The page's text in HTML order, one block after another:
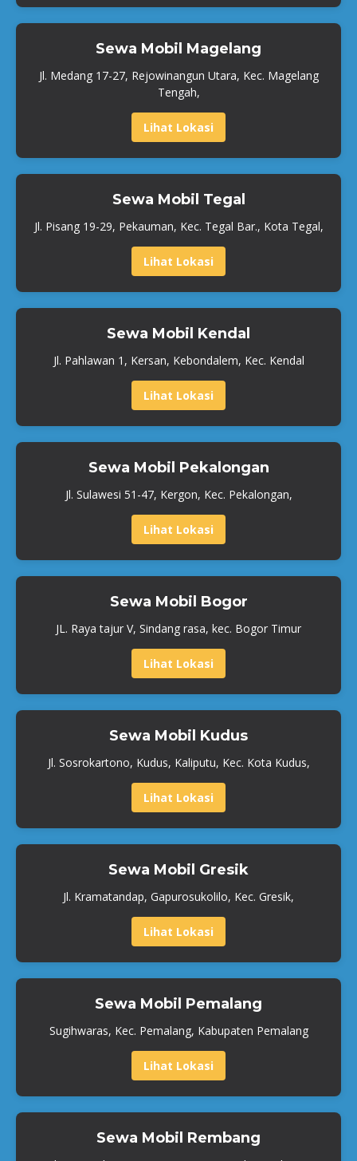
Sewa Mobil Magelang
Jl. Medang 17-27, Rejowinangun Utara, Kec. Magelang
Tengah,
Lihat Lokasi
Sewa Mobil Tegal
Jl. Pisang 19-29, Pekauman, Kec. Tegal Bar., Kota Tegal,
Lihat Lokasi
Sewa Mobil Kendal
Jl. Pahlawan 1, Kersan, Kebondalem, Kec. Kendal
Lihat Lokasi
Sewa Mobil Pekalongan
Jl. Sulawesi 51-47, Kergon, Kec. Pekalongan,
Lihat Lokasi
Sewa Mobil Bogor
JL. Raya tajur V, Sindang rasa, kec. Bogor Timur
Lihat Lokasi
Sewa Mobil Kudus
Jl. Sosrokartono, Kudus, Kaliputu, Kec. Kota Kudus,
Lihat Lokasi
Sewa Mobil Gresik
Jl. Kramatandap, Gapurosukolilo, Kec. Gresik,
Lihat Lokasi
Sewa Mobil Pemalang
Sugihwaras, Kec. Pemalang, Kabupaten Pemalang
Lihat Lokasi
Sewa Mobil Rembang